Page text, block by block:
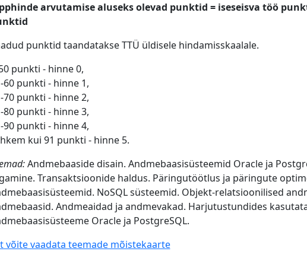
arvutamise aluseks olevad punktid = iseseisva töö
punktid taandatakse TTÜ üldisele hindamisskaalale.
punkti - hinne 0,
60 punkti - hinne 1,
70 punkti - hinne 2,
80 punkti - hinne 3,
90 punkti - hinne 4,
kui 91 punkti - hinne 5.
Andmebaaside disain. Andmebaasisüsteemid Oracle ja
Transaktsioonide haldus. Päringutöötlus ja päringute
NoSQL süsteemid. Objekt-relatsioonilised
Andmeaidad ja andmevakad. Harjutustundides
Oracle ja PostgreSQL.
võite vaadata teemade mõistekaarte